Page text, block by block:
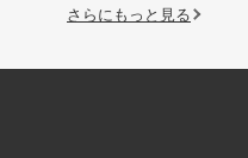
さらにもっと見る